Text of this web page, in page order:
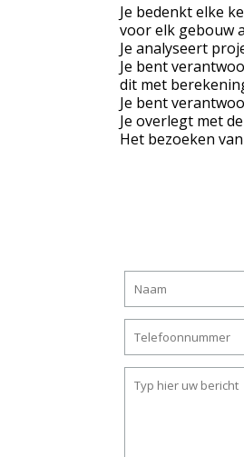
Je bedenkt elke
voor elk gebouw
Je analyseert
Je bent
dit met
Je bent
Je overlegt met
Het bezoeken